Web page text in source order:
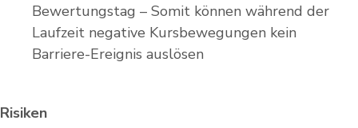
Bewertungstag – Somit können während der
Laufzeit negative Kursbewegungen kein
Barriere-Ereignis auslösen
Risiken